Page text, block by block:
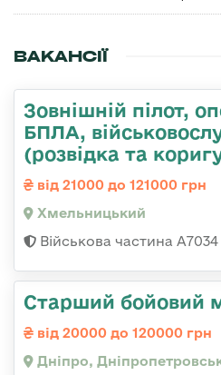
ВАКАНСІЇ
Зовнішній пілот,
БПЛА,
(розвідка та
від 21000 до 121000 грн
Хмельницький
Військова частина А7034
Старший бойовий
від 20000 до 120000 грн
Дніпро,